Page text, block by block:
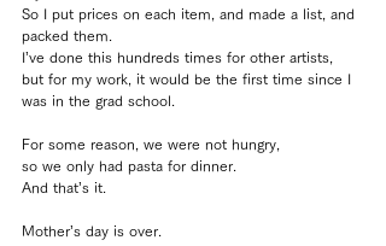
So I put prices on each item, and made a list, and
packed them.
I’ve done this hundreds times for other artists,
but for my work, it would be the first time since I
was in the grad school.
For some reason, we were not hungry,
so we only had pasta for dinner.
And that’s it.
Mother’s day is over.